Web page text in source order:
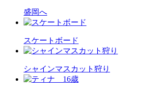
盛岡へ
スケートボード
シャインマスカット狩り